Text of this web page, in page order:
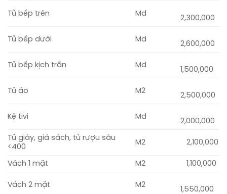
Tủ bếp trên Md
2,300,000
Tủ bếp dưới Md
2,600,000
Tủ bếp kịch trần Md
1,500,000
Tủ áo M2
2,500,000
Kệ tivi Md
2,000,000
Tủ giày, giá sách, tủ rượu sâu
<400
M2 2,100,000
Vách 1 mặt M2 1,100,000
Vách 2 mặt M2
1,550,000